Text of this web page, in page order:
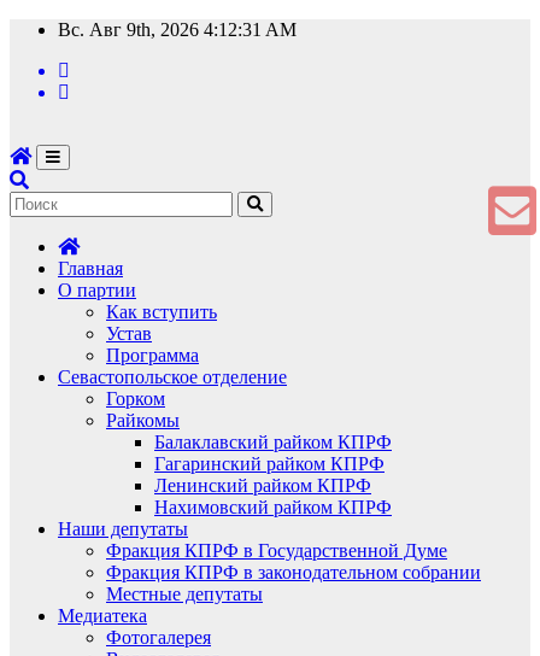
Перейти
содержимому
Вс. Авг 9th, 2026 4:12:31 AM
Главная
О партии
Как вступить
Устав
Программа
Севастопольское отделение
Горком
Райкомы
Балаклавский райком КПРФ
Гагаринский райком КПРФ
Ленинский райком КПРФ
Нахимовский райком КПРФ
Наши депутаты
Фракция КПРФ в Государственной Думе
Фракция КПРФ в законодательном собрании
Местные депутаты
Медиатека
Фотогалерея